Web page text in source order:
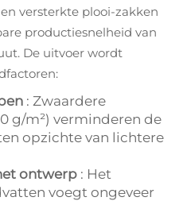
versterkte plooi-zakken
productiesnelheid van
De uitvoer wordt
: Zwaardere
g/m²) verminderen de
opzichte van lichtere
ontwerp : Het
voegt ongeveer